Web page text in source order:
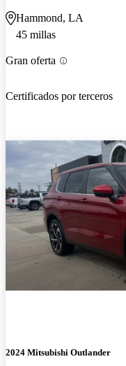
Hammond, LA
45 millas
Gran oferta
Certificados por terceros
2024 Mitsubishi Outlander